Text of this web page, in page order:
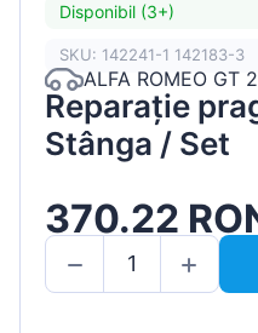
Disponibil (3+)
SKU: 142241-1 142183-3
ALFA ROMEO GT
Reparație
Stânga / Set
370.22